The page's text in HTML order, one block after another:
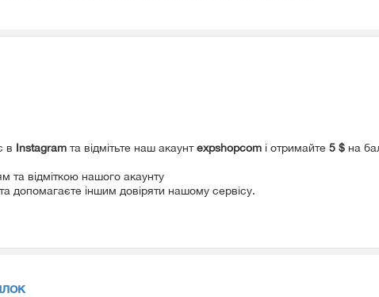
в Instagram та відмітьте наш акаунтexpshopcom і отримайте 5 $ на
та відміткою нашого акаунту
допомагаєте іншим довіряти нашому сервісу.